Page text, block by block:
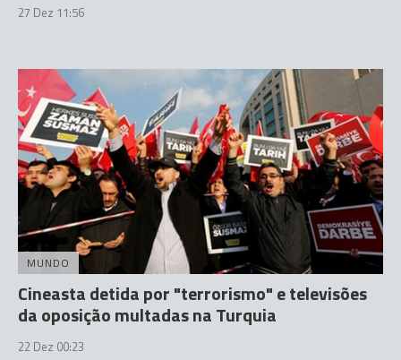
27 Dez 11:56
MUNDO
Cineasta detida por "terrorismo" e televisões
da oposição multadas na Turquia
22 Dez 00:23